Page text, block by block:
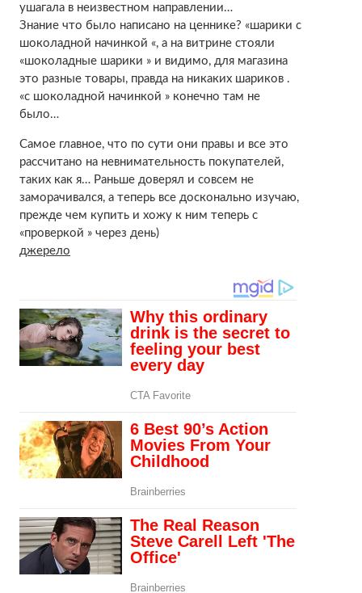
ушагала в неизвестном направлении…
Знание что было написано на ценнике? «шарики с
шоколадной начинкой «, а на витрине стояли
«шоколадные шарики » и видимо, для магазина
это разные товары, правда на никаких шариков .
«с шоколадной начинкой » конечно там не
было…
Самое главное, что по сути они правы и все это
рассчитано на невнимательность покупателей,
таких как я… Раньше доверял и совсем не
заморачивался, а теперь все досконально изучаю,
прежде чем купить и хожу к ним теперь с
«проверкой » через день)
джерело